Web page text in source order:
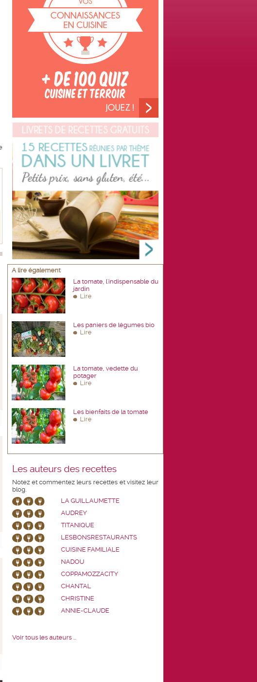
A lire également
La tomate, l'indispensable du
jardin
Lire
Les paniers de légumes bio
Lire
La tomate, vedette du
potager
Lire
Les bienfaits de la tomate
Lire
Les auteurs des recettes
Notez et commentez leurs recettes et visitez leur
blog.
LA GUILLAUMETTE
AUDREY
TITANIQUE
LESBONSRESTAURANTS
CUISINE FAMILIALE
NADOU
COPPAMOZZACITY
CHANTAL
CHRISTINE
ANNIE-CLAUDE
Voir tous les auteurs ...